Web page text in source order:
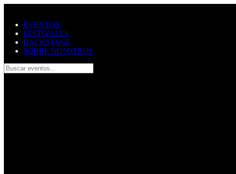
EVENTOS
FESTIVALES
BACKSTAGE
SOBRE NOSOTROS
Buscar eventos...